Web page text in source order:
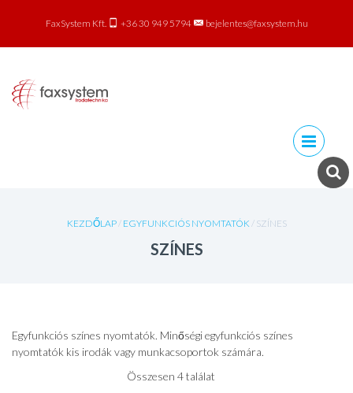
FaxSystem Kft. +36 30 949 5794 bejelentes@faxsystem.hu
Skip to
content
KEZDŐLAP/ EGYFUNKCIÓS NYOMTATÓK/ SZÍNES
SZÍNES
Egyfunkciós színes nyomtatók. Minőségi egyfunkciós színes
nyomtatók kis irodák vagy munkacsoportok számára.
Összesen 4 találat